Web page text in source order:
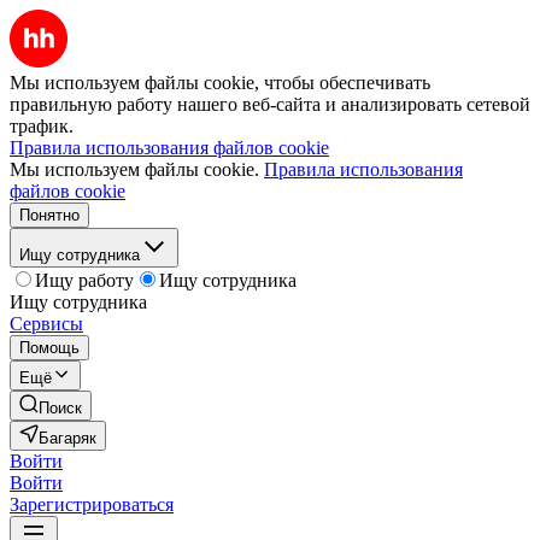
Мы используем файлы cookie, чтобы обеспечивать
правильную работу нашего веб-сайта и анализировать сетевой
трафик.
Правила использования файлов cookie
Мы используем файлы cookie. Правила использования
файлов cookie
Понятно
Ищу сотрудника
Ищу работу
Ищу сотрудника
Ищу сотрудника
Сервисы
Помощь
Ещё
Поиск
Багаряк
Войти
Войти
Зарегистрироваться